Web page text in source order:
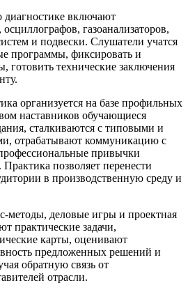
включают
газоанализаторов,
и подвески. Слушатели учатся
программы, фиксировать и
готовить технические заключения
организуется на базе профильных
наставников обучающиеся
сталкиваются с типовыми и
отрабатывают коммуникацию с
привычки
позволяет перенести
в производственную среду и
деловые игры и проектная
практические задачи,
карты, оценивают
предложенных решений и
обратную связь от
отрасли.